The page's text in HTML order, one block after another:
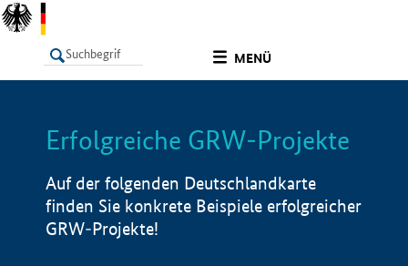
MENÜ
LISTE Info
Erfolgreiche GRW-Projekte
Auf der folgenden Deutschlandkarte
finden Sie konkrete Beispiele erfolgreicher
GRW-Projekte!